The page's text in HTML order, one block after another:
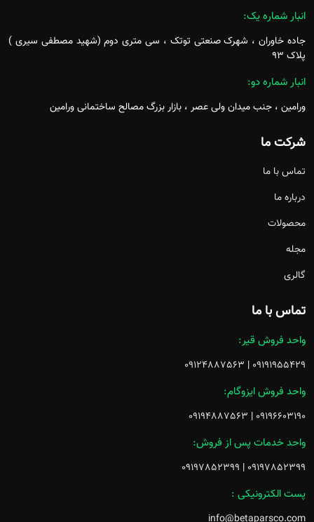
انبار شماره یک:
جاده خاوران ، شهرک صنعتی توتک ، سی متری دوم (شهید مصطفی سیری )
پلاک ۹۳
انبار شماره دو:
ورامین ، جنب میدان ولی عصر ، بازار بزرگ مصالح ساختمانی ورامین
شرکت ما
تماس با ما
درباره ما
محصولات
مجله
گالری
تماس با ما
واحد فروش قیر:
09191955429
|
09124887563
واحد فروش ایزوگام:
09196603190
|
09194887563
واحد خدمات پس از فروش:
09197852399
|
09197852399
پست الکترونیکی :